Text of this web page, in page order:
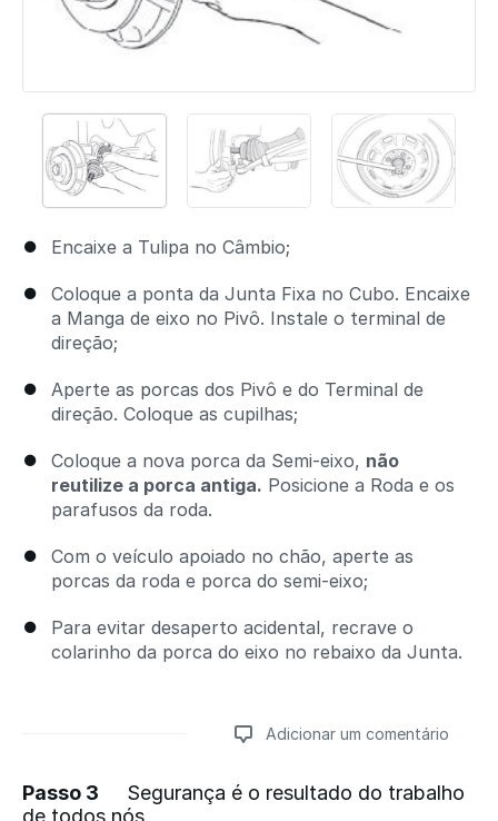
Encaixe a Tulipa no Câmbio;
Coloque a ponta da Junta Fixa no Cubo. Encaixe
a Manga de eixo no Pivô. Instale o terminal de
direção;
Aperte as porcas dos Pivô e do Terminal de
direção. Coloque as cupilhas;
Coloque a nova porca da Semi-eixo, não
reutilize a porca antiga. Posicione a Roda e os
parafusos da roda.
Com o veículo apoiado no chão, aperte as
porcas da roda e porca do semi-eixo;
Para evitar desaperto acidental, recrave o
colarinho da porca do eixo no rebaixo da Junta.
Adicionar um comentário
Passo 3
Segurança é o resultado do trabalho
de todos nós.